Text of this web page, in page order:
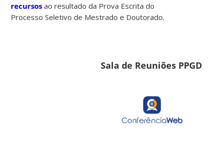
recursos ao resultado da Prova Escrita do
Processo Seletivo de Mestrado e Doutorado.
Sala de Reuniões PPGD